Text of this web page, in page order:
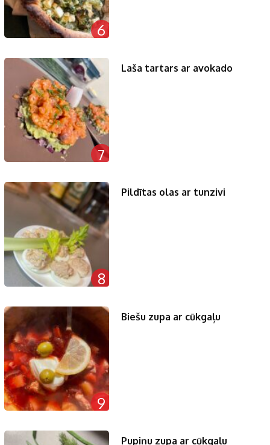
6
7
Laša tartars ar avokado
8
Pildītas olas ar tunzivi
9
Biešu zupa ar cūkgaļu
Pupiņu zupa ar cūkgaļu